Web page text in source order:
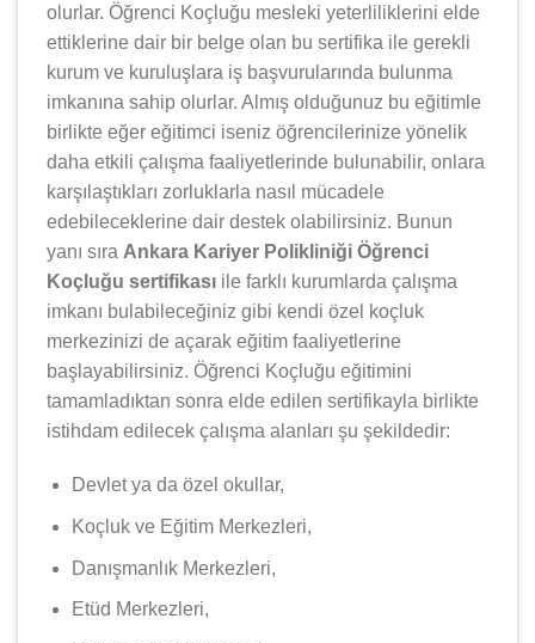
olurlar. Öğrenci Koçluğu mesleki yeterliliklerini elde
ettiklerine dair bir belge olan bu sertifika ile gerekli
kurum ve kuruluşlara iş başvurularında bulunma
imkanına sahip olurlar. Almış olduğunuz bu eğitimle
birlikte eğer eğitimci iseniz öğrencilerinize yönelik
daha etkili çalışma faaliyetlerinde bulunabilir, onlara
karşılaştıkları zorluklarla nasıl mücadele
edebileceklerine dair destek olabilirsiniz. Bunun
yanı sıra Ankara Kariyer Polikliniği Öğrenci
Koçluğu sertifikası ile farklı kurumlarda çalışma
imkanı bulabileceğiniz gibi kendi özel koçluk
merkezinizi de açarak eğitim faaliyetlerine
başlayabilirsiniz. Öğrenci Koçluğu eğitimini
tamamladıktan sonra elde edilen sertifikayla birlikte
istihdam edilecek çalışma alanları şu şekildedir:
Devlet ya da özel okullar,
Koçluk ve Eğitim Merkezleri,
Danışmanlık Merkezleri,
Etüd Merkezleri,